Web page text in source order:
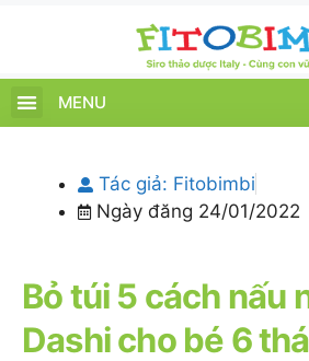
MENU
Tác giả: Fitobimbi
Ngày đăng 24/01/2022
Bỏ túi 5 cách nấu
Dashi cho bé 6